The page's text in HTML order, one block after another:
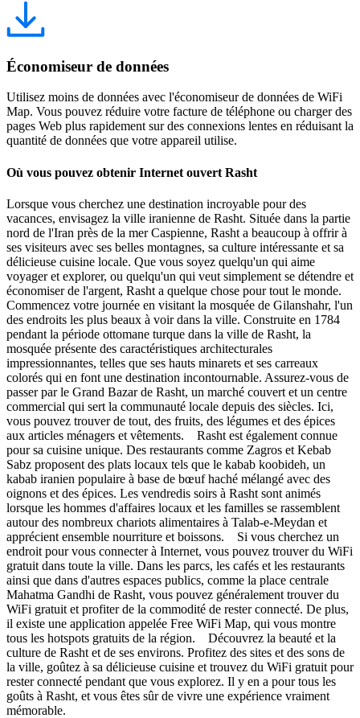
Économiseur de données
Utilisez moins de données avec l'économiseur de données de WiFi
Map. Vous pouvez réduire votre facture de téléphone ou charger des
pages Web plus rapidement sur des connexions lentes en réduisant la
quantité de données que votre appareil utilise.
Où vous pouvez obtenir Internet ouvert Rasht
Lorsque vous cherchez une destination incroyable pour des
vacances, envisagez la ville iranienne de Rasht. Située dans la partie
nord de l'Iran près de la mer Caspienne, Rasht a beaucoup à offrir à
ses visiteurs avec ses belles montagnes, sa culture intéressante et sa
délicieuse cuisine locale. Que vous soyez quelqu'un qui aime
voyager et explorer, ou quelqu'un qui veut simplement se détendre et
économiser de l'argent, Rasht a quelque chose pour tout le monde.
Commencez votre journée en visitant la mosquée de Gilanshahr, l'un
des endroits les plus beaux à voir dans la ville. Construite en 1784
pendant la période ottomane turque dans la ville de Rasht, la
mosquée présente des caractéristiques architecturales
impressionnantes, telles que ses hauts minarets et ses carreaux
colorés qui en font une destination incontournable. Assurez-vous de
passer par le Grand Bazar de Rasht, un marché couvert et un centre
commercial qui sert la communauté locale depuis des siècles. Ici,
vous pouvez trouver de tout, des fruits, des légumes et des épices
aux articles ménagers et vêtements. Rasht est également connue
pour sa cuisine unique. Des restaurants comme Zagros et Kebab
Sabz proposent des plats locaux tels que le kabab koobideh, un
kabab iranien populaire à base de bœuf haché mélangé avec des
oignons et des épices. Les vendredis soirs à Rasht sont animés
lorsque les hommes d'affaires locaux et les familles se rassemblent
autour des nombreux chariots alimentaires à Talab-e-Meydan et
apprécient ensemble nourriture et boissons. Si vous cherchez un
endroit pour vous connecter à Internet, vous pouvez trouver du WiFi
gratuit dans toute la ville. Dans les parcs, les cafés et les restaurants
ainsi que dans d'autres espaces publics, comme la place centrale
Mahatma Gandhi de Rasht, vous pouvez généralement trouver du
WiFi gratuit et profiter de la commodité de rester connecté. De plus,
il existe une application appelée Free WiFi Map, qui vous montre
tous les hotspots gratuits de la région. Découvrez la beauté et la
culture de Rasht et de ses environs. Profitez des sites et des sons de
la ville, goûtez à sa délicieuse cuisine et trouvez du WiFi gratuit pour
rester connecté pendant que vous explorez. Il y en a pour tous les
goûts à Rasht, et vous êtes sûr de vivre une expérience vraiment
mémorable.